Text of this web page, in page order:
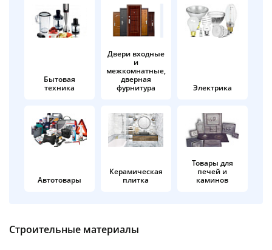
Бытовая
техника
Двери входные
и
межкомнатные,
дверная
фурнитура
Электрика
Автотовары
Керамическая
плитка
Товары для
печей и
каминов
Строительные материалы
раз в 2
недели
Остались вопросы?
8 800 302-02-51
plait.ru